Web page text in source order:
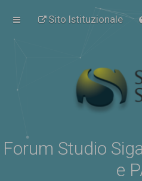
Sito Istituzionale
Forum Studio
e